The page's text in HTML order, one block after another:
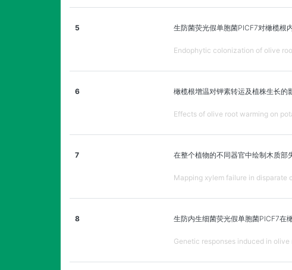
5 生防菌荧光假单胞菌PICF7对橄榄根
Endophytic colonization of olive
6 橄榄根增温对钾素转运及植株生长的
Effects of olive root warming on
7 在整个植物的不同器官中绘制木质部
Mapping xylem failure in disparate
8 生防内生细菌荧光假单胞菌PICF7在
Genetic responses induced in